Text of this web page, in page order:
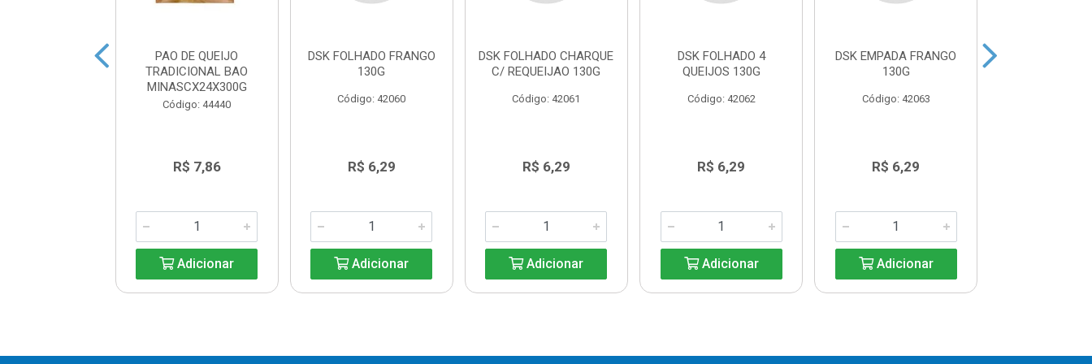
PAO DE QUEIJO
TRADICIONAL BAO
MINASCX24X300G
Código: 44440
R$ 7,86
Adicionar
DSK FOLHADO FRANGO
130G
Código: 42060
R$ 6,29
Adicionar
DSK FOLHADO CHARQUE
C/ REQUEIJAO 130G
Código: 42061
R$ 6,29
Adicionar
DSK FOLHADO 4
QUEIJOS 130G
Código: 42062
R$ 6,29
Adicionar
DSK EMPADA FRANGO
130G
Código: 42063
R$ 6,29
Adicionar